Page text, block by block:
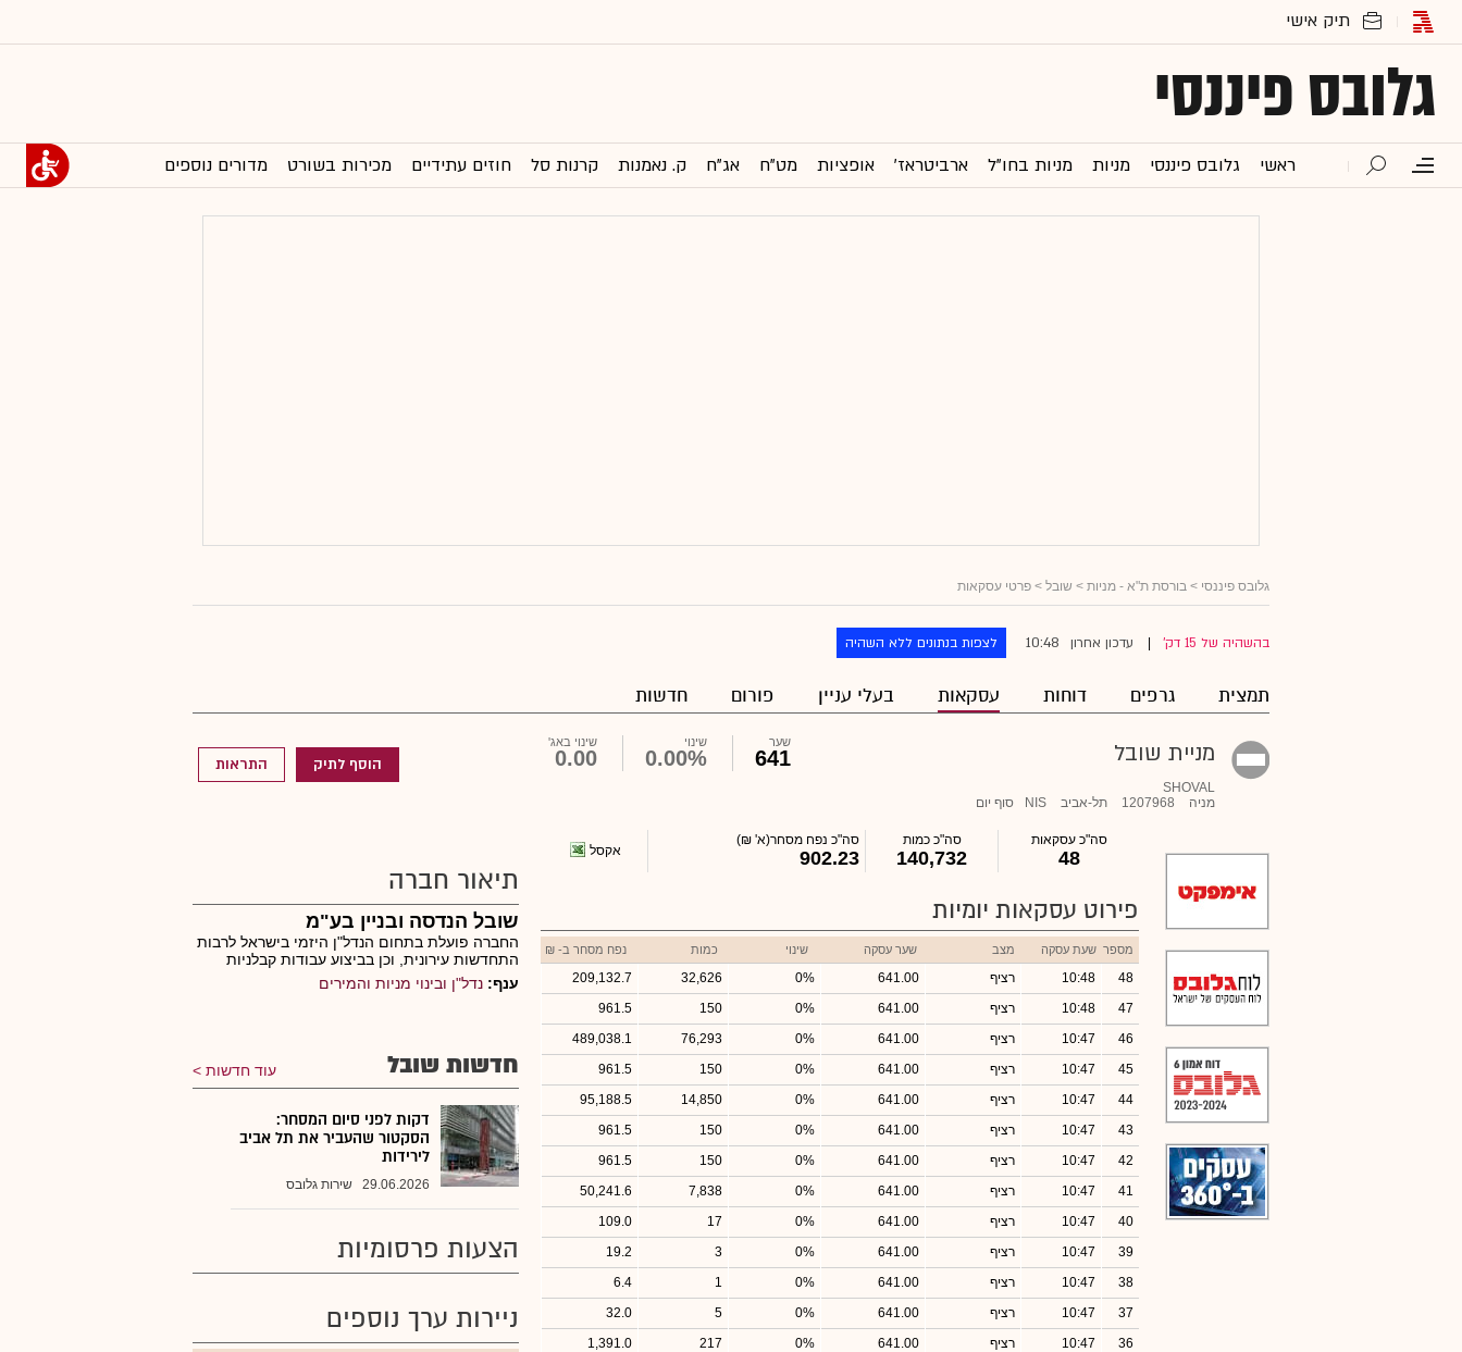
גלובס פיננסי
ראשי גלובס פיננסי מניות מניות בחו"ל ארביטראז' אופציות מט"ח אג"ח ק. נאמנות קרנות סל חוזים עתידיים מכירות בשורט מדורים נוספים
גלובס פיננסי > בורסת ת"א - מניות > שובל > פרטי עסקאות
בהשהיה של 15 דק' עדכון אחרון 10:48 לצפות בנתונים ללא השהיה
תמצית גרפים דוחות עסקאות בעלי עניין פורום חדשות
מניית שובל
SHOVAL
מניה
1207968 תל-אביב NIS סוף יום
שער
641
שינוי
0.00%
שינוי באג'
0.00 הוסף לתיק התראות
סה"כ עסקאות
48
סה"כ כמות
140,732
סה"כ נפח מסחר(א' ₪)
902.23 אקסל
פירוט עסקאות יומיות
מספר שעת עסקה מצב שער עסקה שינוי כמות נפח מסחר ב- ₪
48
10:48 רציף 641.00
0%
32,626
209,132.7
47
10:48 רציף 641.00
0%
150
961.5
46
10:47 רציף 641.00
0%
76,293
489,038.1
45
10:47 רציף 641.00
0%
150
961.5
44
10:47 רציף 641.00
0%
14,850
95,188.5
43
10:47 רציף 641.00
0%
150
961.5
42
10:47 רציף 641.00
0%
150
961.5
41
10:47 רציף 641.00
0%
7,838
50,241.6
40
10:47 רציף 641.00
0%
17
109.0
39
10:47 רציף 641.00
0%
3
19.2
38
10:47 רציף 641.00
0%
1
6.4
37
10:47 רציף 641.00
0%
5
32.0
36
10:47 רציף 641.00
0%
217
1,391.0
תיאור חברה
שובל הנדסה ובניין בע"מ
החברה פועלת בתחום הנדל"ן היזמי בישראל לרבות
התחדשות עירונית, וכן בביצוע עבודות קבלניות
ענף: נדל"ן ובינוי מניות והמירים
חדשות שובל עוד חדשות
דקות לפני סיום המסחר:
הסקטור שהעביר את תל אביב
לירידות
29.06.2026 שירות גלובס
הצעות פרסומיות
ניירות ערך נוספים